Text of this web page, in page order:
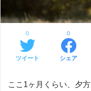
ツイート
0
シェア
0
ここ1ヶ月くらい、夕